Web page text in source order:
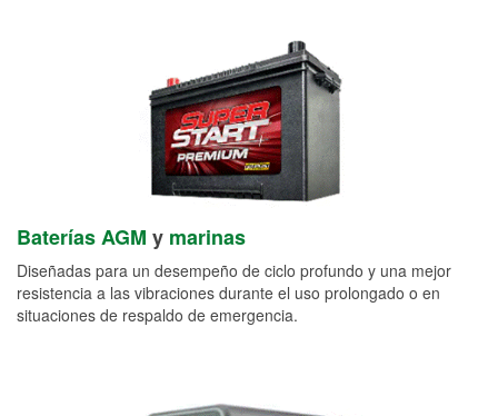
Baterías AGM y marinas
Diseñadas para un desempeño de ciclo profundo y una mejor
resistencia a las vibraciones durante el uso prolongado o en
situaciones de respaldo de emergencia.